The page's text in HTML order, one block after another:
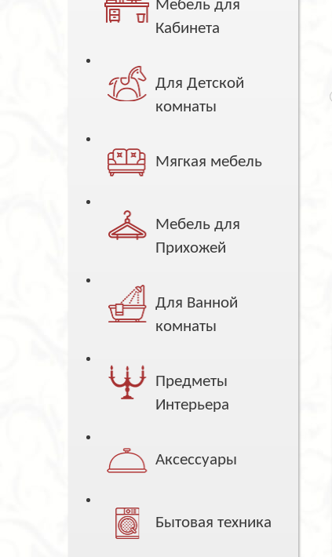
Мебель для
Кабинета
Для Детской
комнаты
Мягкая мебель
Мебель для
Прихожей
Для Ванной
комнаты
Предметы
Интерьера
Аксессуары
Бытовая техника